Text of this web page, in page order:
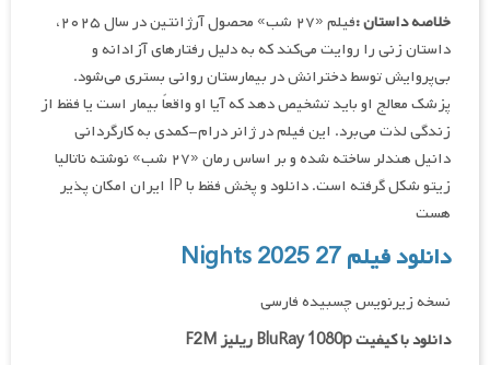
خلاصه داستان :
فیلم «۲۷ شب» محصول آرژانتین در سال ۲۰۲۵،
داستان زنی را روایت می‌کند که به دلیل رفتارهای آزادانه و
بی‌پروایش توسط دخترانش در بیمارستان روانی بستری می‌شود.
پزشک معالج او باید تشخیص دهد که آیا او واقعاً بیمار است یا فقط از
زندگی لذت می‌برد. این فیلم در ژانر درام-کمدی به کارگردانی
دانیل هندلر ساخته شده و بر اساس رمان «۲۷ شب» نوشته ناتالیا
زیتو شکل گرفته است. دانلود و پخش فقط با IP ایران امکان پذیر
هست
دانلود فیلم 27 Nights 2025
نسخه زیرنویس چسبیده فارسی
دانلود با کیفیت BluRay 1080p ریلیز F2M